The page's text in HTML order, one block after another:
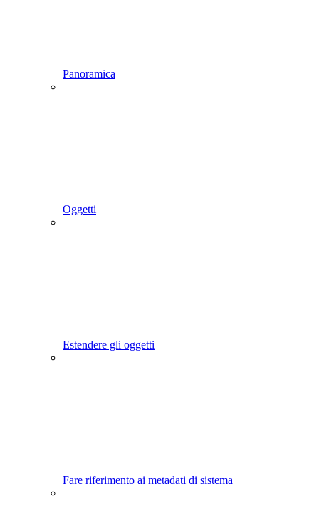
Panoramica
Oggetti
Estendere gli oggetti
Fare riferimento ai metadati di sistema